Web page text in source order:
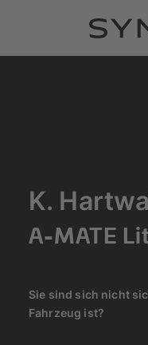
K.
A-MATE
Sie sind sich nicht
Fahrzeug ist?